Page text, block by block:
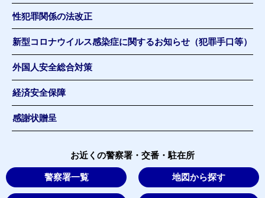
性犯罪関係の法改正
新型コロナウイルス感染症に関するお知らせ（犯罪手口等）
外国人安全総合対策
経済安全保障
感謝状贈呈
お近くの警察署・交番・駐在所
警察署一覧 地図から探す